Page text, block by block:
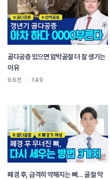
골다공증 있으면 압박골절 더 잘 생기는
이유
9.6천 1:49
폐경 후, 급격히 약해지는 뼈… 골절 막